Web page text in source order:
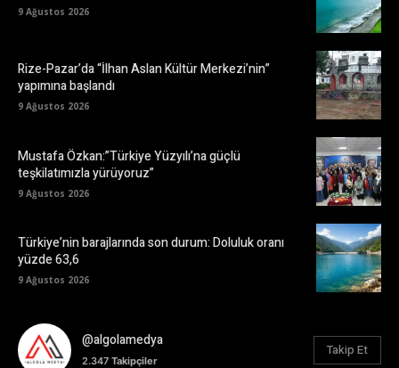
9 Ağustos 2026
Rize-Pazar’da “İlhan Aslan Kültür Merkezi’nin”
yapımına başlandı
9 Ağustos 2026
Mustafa Özkan:”Türkiye Yüzyılı’na güçlü
teşkilatımızla yürüyoruz”
9 Ağustos 2026
Türkiye’nin barajlarında son durum: Doluluk oranı
yüzde 63,6
9 Ağustos 2026
@algolamedya
2.347 Takipçiler
Takip Et